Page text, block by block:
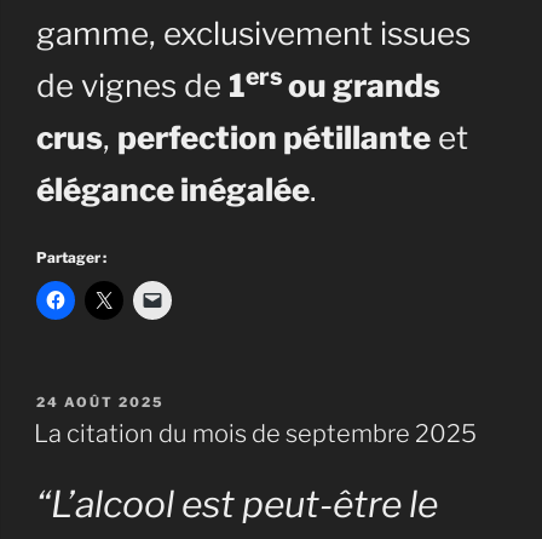
gamme, exclusivement issues
de vignes de 1ers ou grands
crus, perfection pétillante et
élégance inégalée.
Partager :
PUBLIÉ
LE
24 AOÛT 2025
La citation du mois de septembre 2025
“L’alcool est peut-être le